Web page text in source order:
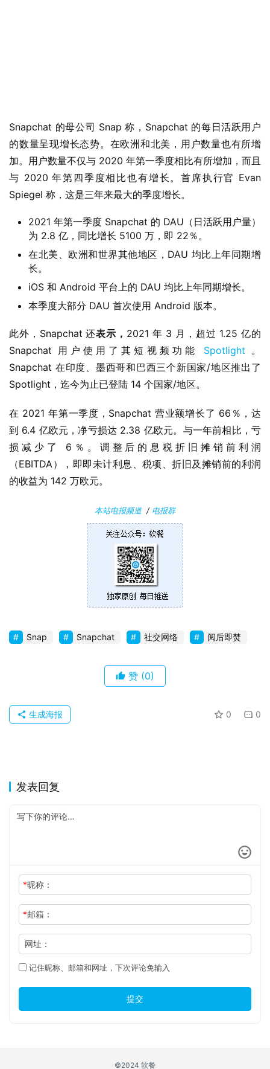
i
n
1
1
软
卓
苹
果
关
于
Snapchat 的母公司 Snap 称，Snapchat 的每日活跃用户
的数量呈现增长态势。在欧洲和北美，用户数量也有所增
加。用户数量不仅与 2020 年第一季度相比有所增加，而且
与 2020 年第四季度相比也有增长。首席执行官 Evan
Spiegel 称，这是三年来最大的季度增长。
2021 年第一季度 Snapchat 的 DAU（日活跃用户量）
为 2.8 亿，同比增长 5100 万，即 22％。
在北美、欧洲和世界其他地区，DAU 均比上年同期增
长。
iOS 和 Android 平台上的 DAU 均比上年同期增长。
本季度大部分 DAU 首次使用 Android 版本。
此外，Snapchat 还表示， 2021 年 3 月，超过 1.25 亿的
Snapchat 用户使用了其短视频功能 Spotlight 。
Snapchat 在印度、墨西哥和巴西三个新国家/地区推出了
Spotlight，迄今为止已登陆 14 个国家/地区。
在 2021 年第一季度，Snapchat 营业额增长了 66％，达
到 6.4 亿欧元，净亏损达 2.38 亿欧元。与一年前相比，亏
损减少了 6％。调整后的息税折旧摊销前利润
（EBITDA），即即未计利息、税项、折旧及摊销前的利润
的收益为 142 万欧元。
本站电报频道/ 电报群
Snap Snapchat 社交网络 阅后即焚
赞 (0)
0 0
生成海报
发表回复
*昵称：
*邮箱：
网址：
记住昵称、邮箱和网址，下次评论免输入
提交
©2024 软餐